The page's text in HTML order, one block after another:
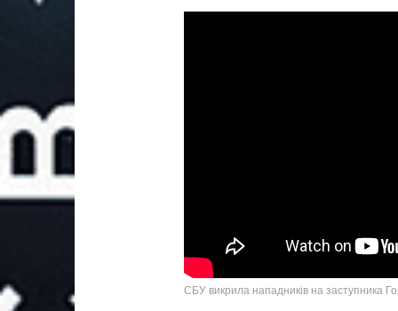
СБУ викрила нападників на заступника